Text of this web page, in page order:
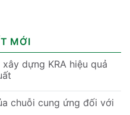
MỚI
dựng KRA hiệu quả
chuỗi cung ứng đối với